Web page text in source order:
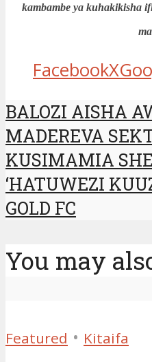
kambambe ya kuhakikisha
FacebookX
BALOZI AISHA
MADEREVA
KUSIMAMIA
‘HATUWEZI
GOLD FC
You may
Featured • Kitaifa